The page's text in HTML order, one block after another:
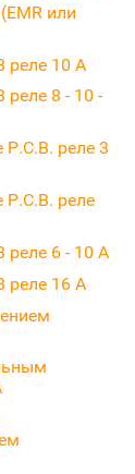
или
реле 10 A
8 - 10 -
реле 3
реле
6 - 10 A
реле 16 A